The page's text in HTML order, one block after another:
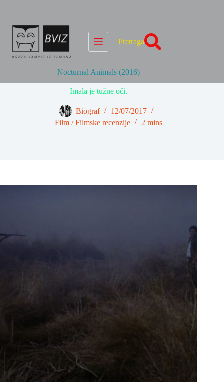
Pretraga
Nocturnal Animals (2016)
Imala je tužne oči.
Biograf
12/07/2017
Film/Filmske recenzije 2 mins